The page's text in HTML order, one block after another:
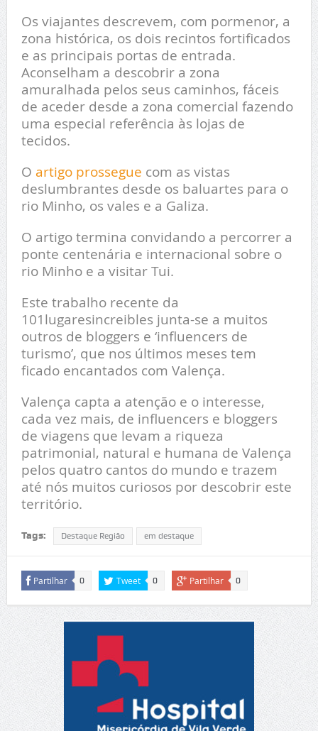
Os viajantes descrevem, com pormenor, a
zona histórica, os dois recintos fortificados
e as principais portas de entrada.
Aconselham a descobrir a zona
amuralhada pelos seus caminhos, fáceis
de aceder desde a zona comercial fazendo
uma especial referência às lojas de
tecidos.
O artigo prossegue com as vistas
deslumbrantes desde os baluartes para o
rio Minho, os vales e a Galiza.
O artigo termina convidando a percorrer a
ponte centenária e internacional sobre o
rio Minho e a visitar Tui.
Este trabalho recente da
101lugaresincreibles junta-se a muitos
outros de bloggers e ‘influencers de
turismo’, que nos últimos meses tem
ficado encantados com Valença.
Valença capta a atenção e o interesse,
cada vez mais, de influencers e bloggers
de viagens que levam a riqueza
patrimonial, natural e humana de Valença
pelos quatro cantos do mundo e trazem
até nós muitos curiosos por descobrir este
território.
Tags: Destaque Região em destaque
Partilhar 0 Tweet 0 Partilhar 0